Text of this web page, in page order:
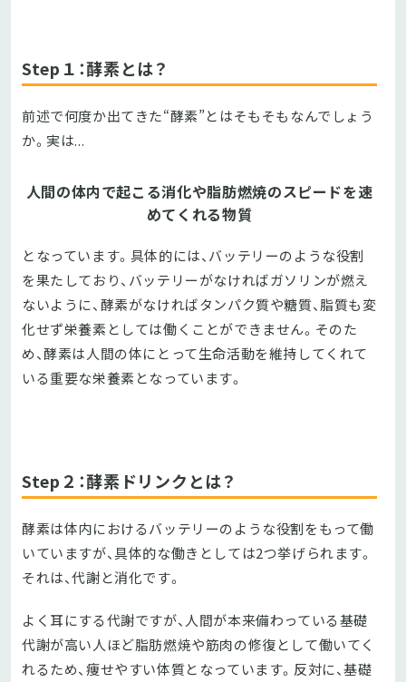
Step１：酵素とは？
前述で何度か出てきた“酵素”とはそもそもなんでしょう
か。実は...
人間の体内で起こる消化や脂肪燃焼のスピードを速
めてくれる物質
となっています。具体的には、バッテリーのような役割
を果たしており、バッテリーがなければガソリンが燃え
ないように、酵素がなければタンパク質や糖質、脂質も変
化せず栄養素としては働くことができません。そのた
め、酵素は人間の体にとって生命活動を維持してくれて
いる重要な栄養素となっています。
Step２：酵素ドリンクとは？
酵素は体内におけるバッテリーのような役割をもって働
いていますが、具体的な働きとしては2つ挙げられます。
それは、代謝と消化です。
よく耳にする代謝ですが、人間が本来備わっている基礎
代謝が高い人ほど脂肪燃焼や筋肉の修復として働いてく
れるため、痩せやすい体質となっています。反対に、基礎